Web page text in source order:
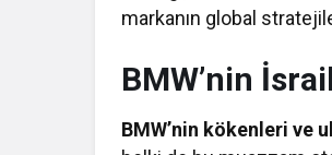
markanın global
BMW’nin
BMW’nin kökenleri ve